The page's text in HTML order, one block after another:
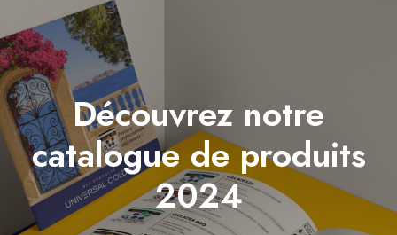
Découvrez notre
catalogue de produits
2024